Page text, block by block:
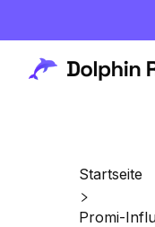
Startseite
Promi-